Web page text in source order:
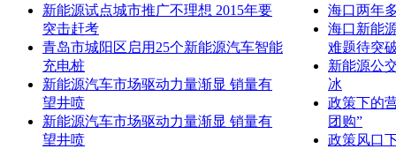
新能源试点城市推广不理想 2015年要
突击赶考
青岛市城阳区启用25个新能源汽车智能
充电桩
新能源汽车市场驱动力量渐显 销量有
望井喷
新能源汽车市场驱动力量渐显 销量有
望井喷
海口两年
海口新能
难题待突
新能源公
冰
政策下的
团购”
政策风口